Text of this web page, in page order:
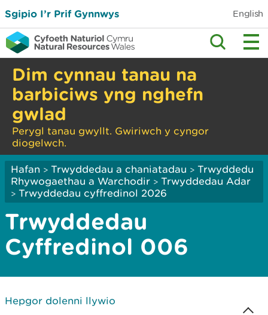
Sgipio I’r Prif Gynnwys English
Dim cynnau tanau na
barbiciws yng nghefn
gwlad
Perygl tanau gwyllt. Gwiriwch y cyngor
diogelwch.
Hafan > Trwyddedau a chaniatadau > Trwyddedu
Rhywogaethau a Warchodir > Trwyddedau Adar
> Trwyddedau cyffredinol 2026
Trwyddedau
Cyffredinol 006
Hepgor dolenni llywio